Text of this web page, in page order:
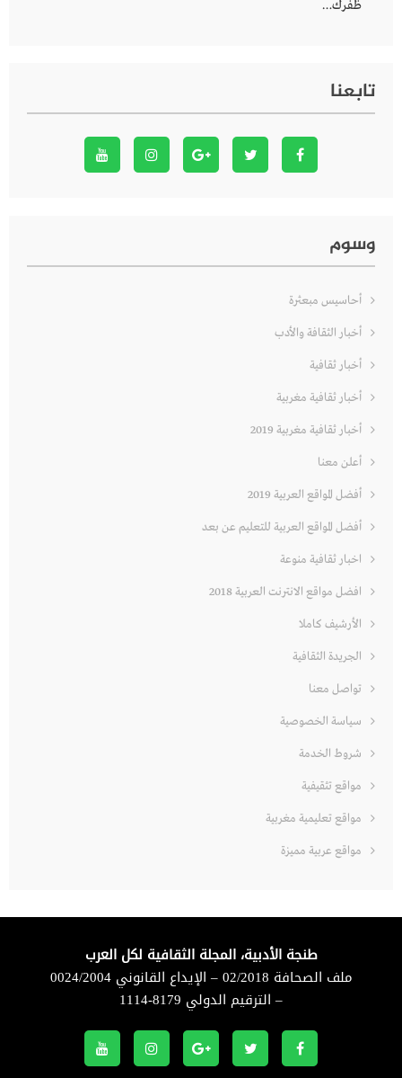
ظفرك…
تابعنا
وسوم
أحاسيس مبعثرة
أخبار الثقافة والأدب
أخبار ثقافية
أخبار ثقافية مغربية
أخبار ثقافية مغربية 2019
أعلن معنا
أفضل المواقع العربية 2019
أفضل المواقع العربية للتعليم عن بعد
اخبار ثقافية منوعة
افضل مواقع الانترنت العربية 2018
الأرشيف كاملا
الجريدة الثقافية
تواصل معنا
سياسة الخصوصية
شروط الخدمة
مواقع تثقيفية
مواقع تعليمية مغربية
مواقع عربية مميزة
طنجة الأدبية، المجلة الثقافية لكل العرب
ملف الصحافة 02/2018 – الإيداع القانوني 0024/2004
– الترقيم الدولي 8179-1114